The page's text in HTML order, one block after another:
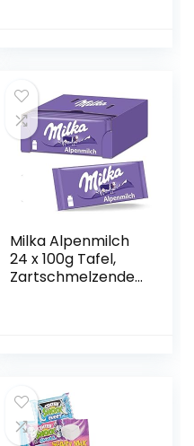
Sport
Milka Alpenmilch
24 x 100g Tafel,
Zartschmelzende